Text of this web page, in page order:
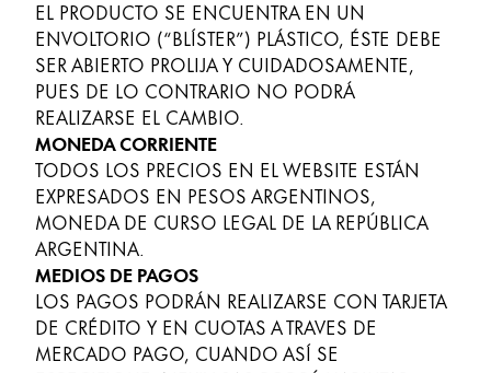
EL PRODUCTO SE ENCUENTRA EN UN
ENVOLTORIO (“BLÍSTER”) PLÁSTICO, ÉSTE DEBE
SER ABIERTO PROLIJA Y CUIDADOSAMENTE,
PUES DE LO CONTRARIO NO PODRÁ
REALIZARSE EL CAMBIO.
MONEDA CORRIENTE
TODOS LOS PRECIOS EN EL WEBSITE ESTÁN
EXPRESADOS EN PESOS ARGENTINOS,
MONEDA DE CURSO LEGAL DE LA REPÚBLICA
ARGENTINA.
MEDIOS DE PAGOS
LOS PAGOS PODRÁN REALIZARSE CON TARJETA
DE CRÉDITO Y EN CUOTAS A TRAVES DE
MERCADO PAGO, CUANDO ASÍ SE